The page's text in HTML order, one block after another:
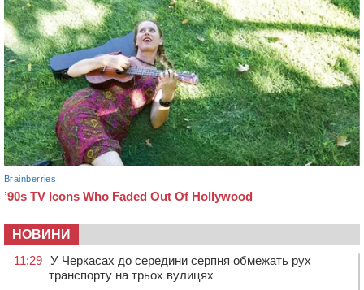
НОВИНИ
11:29 У Черкасах до середини серпня обмежать рух
транспорту на трьох вулицях